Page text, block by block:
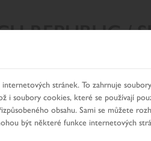
REPUBLIC /
HLEDÁNÍ DEALERA
stránek. To zahrnuje
i soubory cookies, které se používají
obsahu. Sami se můžete
být některé funkce internetových